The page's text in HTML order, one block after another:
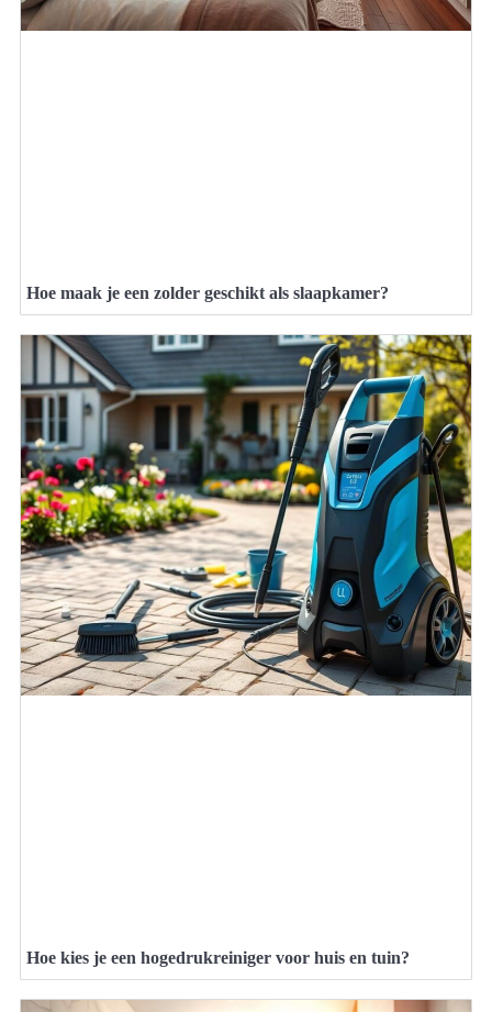
Hoe maak je een zolder geschikt als slaapkamer?
Hoe kies je een hogedrukreiniger voor huis en tuin?